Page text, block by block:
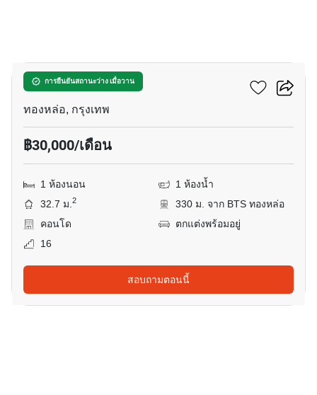
การยืนยันสถานะว่าง เมื่อวาน
คัลเจอร์ ทองหล่อ
ทองหล่อ, กรุงเทพ
฿30,000/เดือน
1 ห้องนอน
1 ห้องน้ำ
32.7 ม.2
330 ม. จาก BTS ทองหล่อ
คอนโด
ตกแต่งพร้อมอยู่
16
สอบถามตอนนี้